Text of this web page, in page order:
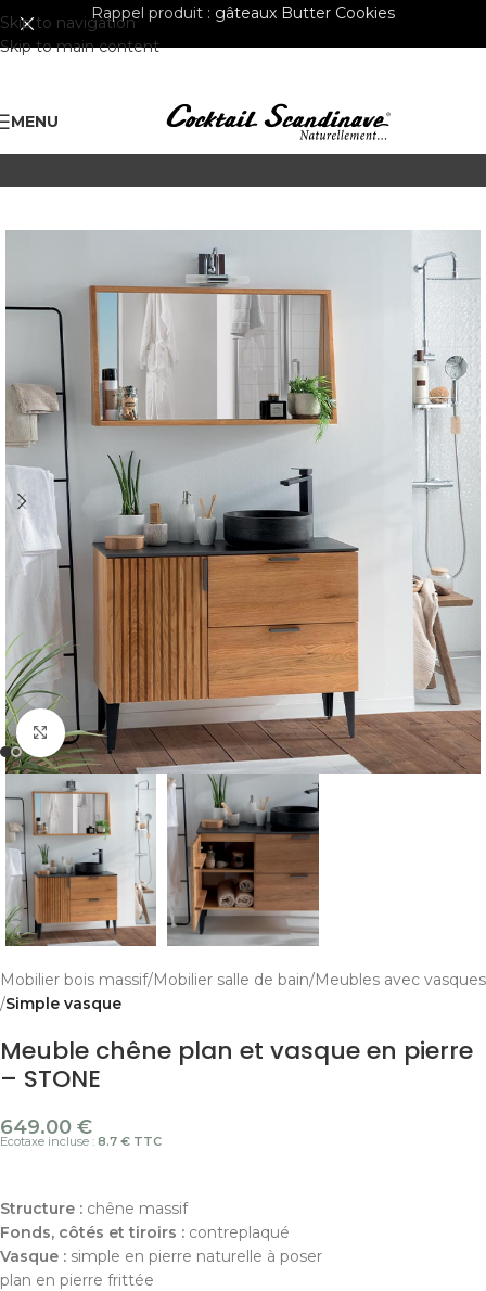
Skip to navigation
Skip to main content
Rappel produit : gâteaux Butter Cookies
MENU
Cliquer pour agrandir
Mobilier bois massif Mobilier salle de bain Meubles avec vasques
Simple vasque
Meuble chêne plan et vasque en pierre
– STONE
649.00 €
Ecotaxe incluse : 8.7 € TTC
Structure : chêne massif
Fonds, côtés et tiroirs : contreplaqué
Vasque : simple en pierre naturelle à poser
plan en pierre frittée